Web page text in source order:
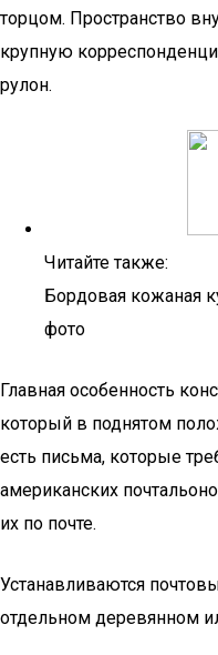
торцом. Пространство
крупную
рулон.
Читайте также:
Бордовая кожаная
фото
Главная особенность
который в поднятом
есть письма, которые
американских
их по почте.
Устанавливаются
отдельном деревянном